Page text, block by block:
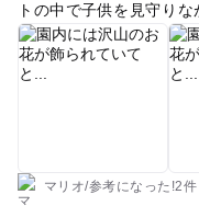
トの中で子供を見守り
ートや電動カーを堪能し
くじ引きでハートのバ
マリオ/参考になった!2件